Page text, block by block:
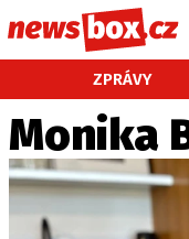
ZPRÁVY
ZAHRANIČÍ
POČASÍ
KRIMI
EKONOMIKA
Monika